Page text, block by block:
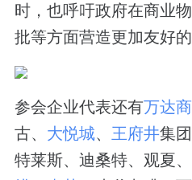
时，也呼吁政府在商业
批等方面营造更加友好的
参会企业代表还有万达
古、 大悦城、 王府井集
特莱斯、迪桑特、观夏